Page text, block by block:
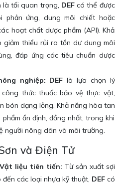
là tối quan trọng, DEFcó thể được
phản ứng, dung môi chiết hoặc
hoạt chất dược phẩm (API). Khả
giảm thiểu rủi ro tồn dư dung môi
đáp ứng các tiêu chuẩn dược
nghiệp: DEF là lựa chọn lý
thức thuốc bảo vệ thực vật,
bón dạng lỏng. Khả năng hòa tan
ổn định, đồng nhất, trong khi
người nông dân và môi trường.
và Điện Tử
liệu tiên tiến: Từ sản xuất sợi
các loại nhựa kỹ thuật, DEFcó